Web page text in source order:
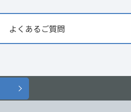
よくあるご質問